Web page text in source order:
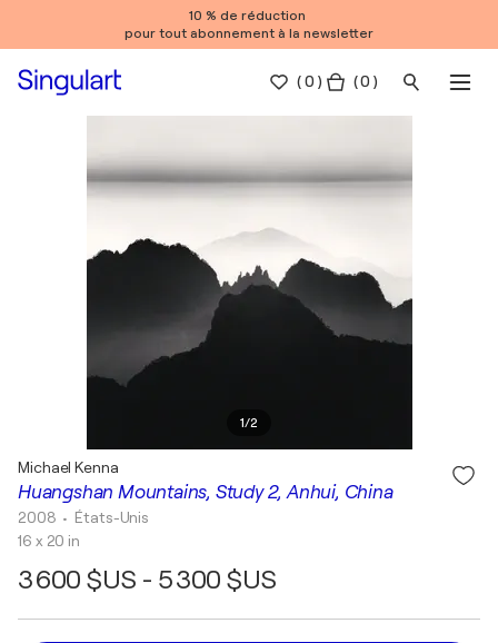
10 % de réduction
pour tout abonnement à la newsletter
(0 ) ( 0 )
1/2
Huangshan Mountains, Study 2, Anhui, China
Michael Kenna
2008 • États-Unis
16 x 20 in
3 600 $US - 5 300 $US